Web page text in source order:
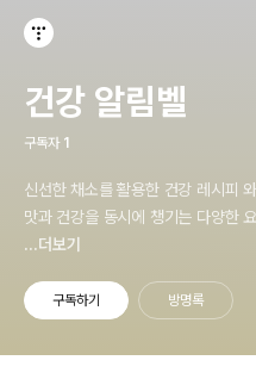
건강 알림벨
구독자 1
신선한 채소를 활용한 건강 레시피
맛과 건강을 동시에 챙기는 다양한
작하세요.
...더보기
구독하기 방명록